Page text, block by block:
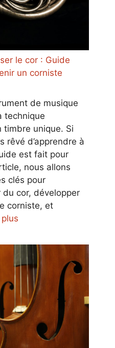
le cor : Guide
un corniste
de musique
technique
timbre unique. Si
rêvé d’apprendre à
est fait pour
nous allons
clés pour
cor, développer
corniste, et